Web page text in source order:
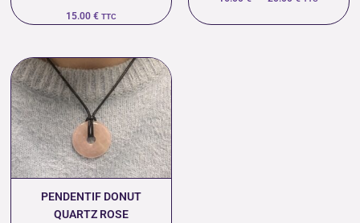
15.00€ TTC
PENDENTIF DONUT
QUARTZ ROSE
Plage
de
prix :
5.00 €
à
14.00 €